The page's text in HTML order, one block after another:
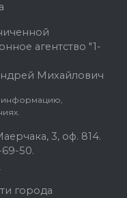
агентство "1-
Михайлович
информацию,
3, оф. 814.
69-50.
города